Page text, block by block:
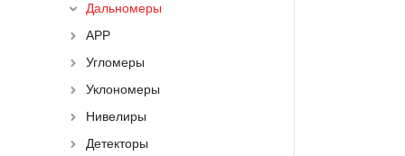
Дальномеры
APP
Угломеры
Уклономеры
Нивелиры
Детекторы